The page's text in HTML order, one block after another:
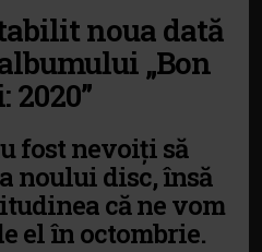
noua dată
„Bon
2020”
fost nevoiți să
noului disc, însă
că ne vom
el în octombrie.